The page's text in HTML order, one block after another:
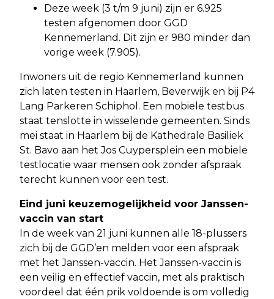
Deze week (3 t/m 9 juni) zijn er 6.925
testen afgenomen door GGD
Kennemerland. Dit zijn er 980 minder dan
vorige week (7.905).
Inwoners uit de regio Kennemerland kunnen
zich laten testen in Haarlem, Beverwijk en bij P4
Lang Parkeren Schiphol. Een mobiele testbus
staat tenslotte in wisselende gemeenten. Sinds
mei staat in Haarlem bij de Kathedrale Basiliek
St. Bavo aan het Jos Cuypersplein een mobiele
testlocatie waar mensen ook zonder afspraak
terecht kunnen voor een test.
Eind juni keuzemogelijkheid voor Janssen-
vaccin van start
In de week van 21 juni kunnen alle 18-plussers
zich bij de GGD’en melden voor een afspraak
met het Janssen-vaccin. Het Janssen-vaccin is
een veilig en effectief vaccin, met als praktisch
voordeel dat één prik voldoende is om volledig